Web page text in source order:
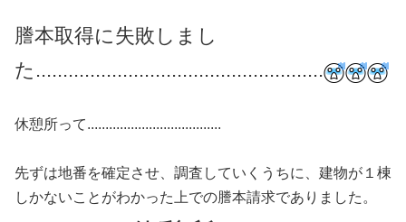
謄本取得に失敗しまし
た.....................................................
休憩所って.....................................
先ずは地番を確定させ、調査していくうちに、建物が１棟
しかないことがわかった上での謄本請求でありました。